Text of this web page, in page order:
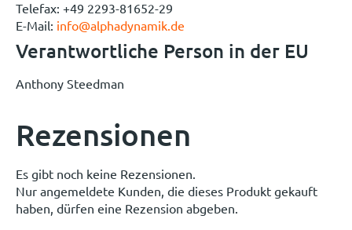
Telefax: +49 2293-81652-29
E-Mail: info@alphadynamik.de
Verantwortliche Person in der EU
Anthony Steedman
Rezensionen
Es gibt noch keine Rezensionen.
Nur angemeldete Kunden, die dieses Produkt gekauft
haben, dürfen eine Rezension abgeben.